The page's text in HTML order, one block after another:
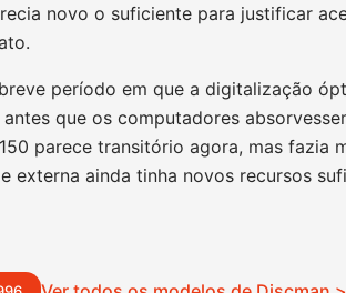
novo o suficiente para justificar
período em que a digitalização
que os computadores
parece transitório agora, mas fazia
externa ainda tinha novos recursos